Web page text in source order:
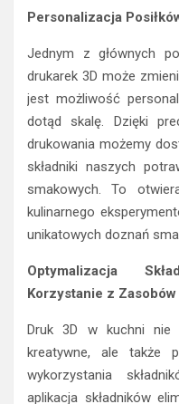
Personalizacja
Jednym z głównych
drukarek 3D może
jest możliwość
dotąd skalę. Dzięki
drukowania możemy
składniki naszych
smakowych. To
kulinarnego
unikatowych doznań
Optymalizacja
Korzystanie z Zasobów
Druk 3D w kuchni nie
kreatywne, ale także
wykorzystania
aplikacja składników